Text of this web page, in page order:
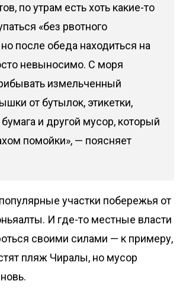
по утрам есть хоть какие-то
«без рвотного
после обеда находиться на
невыносимо. С моря
измельченный
от бутылок, этикетки,
и другой мусор, который
помойки», — поясняет
участки побережья от
И где-то местные власти
своими силами — к примеру,
пляж Чиралы, но мусор